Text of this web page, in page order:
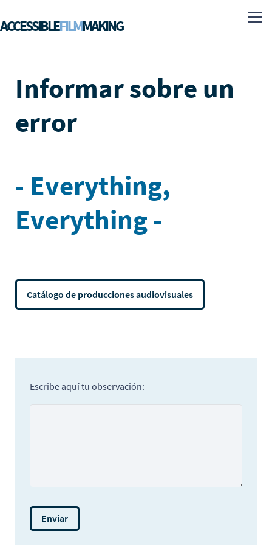
ACCESSIBLEFILMMAKING
Informar sobre un
error
- Everything,
Everything -
Catálogo de producciones audiovisuales
Escribe aquí tu observación: